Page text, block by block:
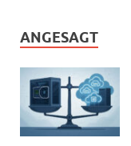
ANGESAGT